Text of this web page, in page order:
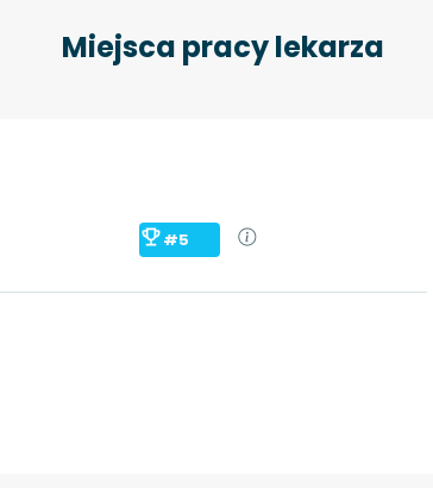
Miejsca pracy lekarza
#5